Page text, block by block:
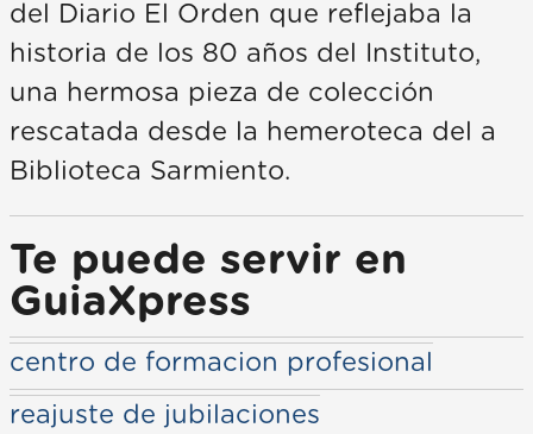
del Diario El Orden que reflejaba la
historia de los 80 años del Instituto,
una hermosa pieza de colección
rescatada desde la hemeroteca del a
Biblioteca Sarmiento.
Te puede servir en
GuiaXpress
centro de formacion profesional
reajuste de jubilaciones